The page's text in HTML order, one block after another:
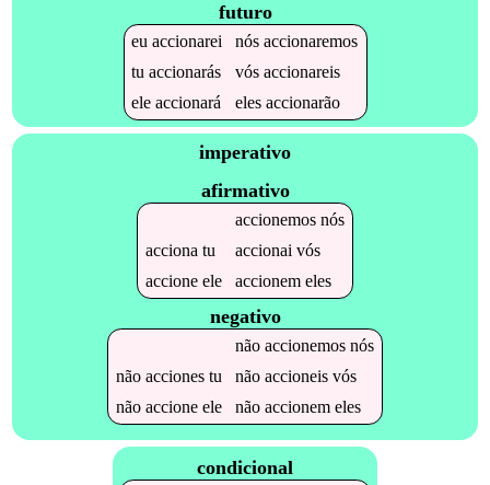
futuro
euaccionarei nósaccionaremos
tuaccionarás vósaccionareis
eleaccionará elesaccionarão
imperativo
afirmativo
accionemosnós
acciona tu accionai vós
accioneele accionemeles
negativo
não accionemosnós
não accionestu não accioneisvós
não accioneele não accionemeles
condicional